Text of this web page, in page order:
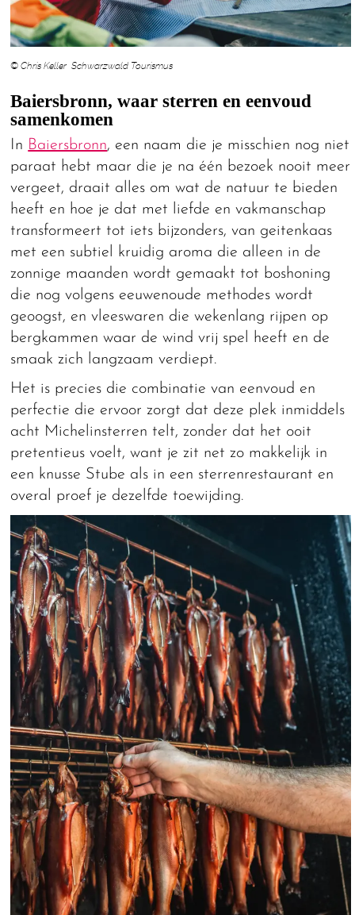
© Chris Keller Schwarzwald Tourismus
Baiersbronn, waar sterren en eenvoud
samenkomen
In Baiersbronn, een naam die je misschien nog niet
paraat hebt maar die je na één bezoek nooit meer
vergeet, draait alles om wat de natuur te bieden
heeft en hoe je dat met liefde en vakmanschap
transformeert tot iets bijzonders, van geitenkaas
met een subtiel kruidig aroma die alleen in de
zonnige maanden wordt gemaakt tot boshoning
die nog volgens eeuwenoude methodes wordt
geoogst, en vleeswaren die wekenlang rijpen op
bergkammen waar de wind vrij spel heeft en de
smaak zich langzaam verdiept.
Het is precies die combinatie van eenvoud en
perfectie die ervoor zorgt dat deze plek inmiddels
acht Michelinsterren telt, zonder dat het ooit
pretentieus voelt, want je zit net zo makkelijk in
een knusse Stube als in een sterrenrestaurant en
overal proef je dezelfde toewijding.